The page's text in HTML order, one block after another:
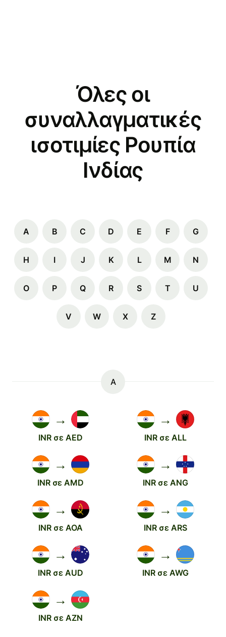
Όλες οι
συναλλαγματικές
ισοτιμίες Ρουπία
Ινδίας
A B C D E F G
H I J K L M N
O P Q R S T U
V W X Z
A
→
INR σε AED
→
INR σε ALL
→
INR σε AMD
→
INR σε ANG
→
INR σε AOA
→
INR σε ARS
→
INR σε AUD
→
INR σε AWG
→
INR σε AZN